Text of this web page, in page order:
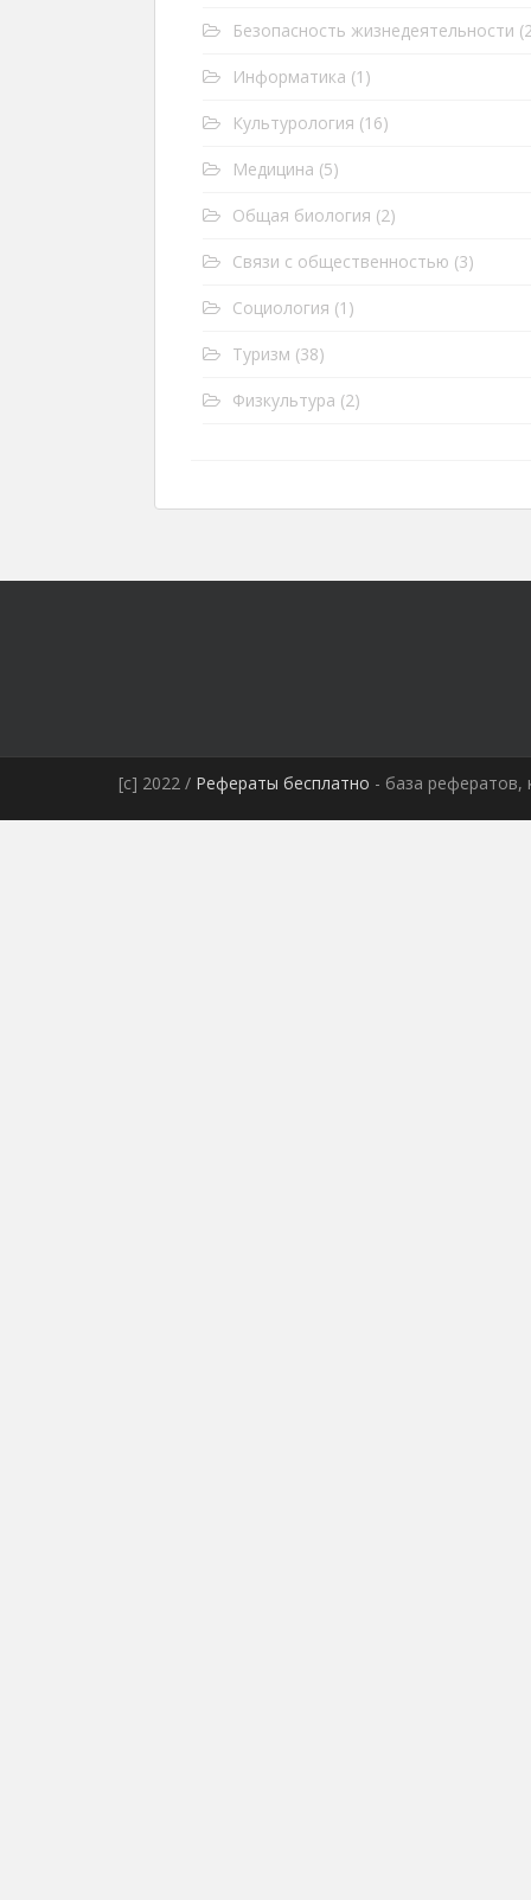
Безопасность жизнедеятельности
Информатика (1)
Культурология (16)
Медицина (5)
Общая биология (2)
Связи с общественностью (3)
Социология (1)
Туризм (38)
Физкультура (2)
[c] 2022 / Рефераты бесплатно - база рефератов,